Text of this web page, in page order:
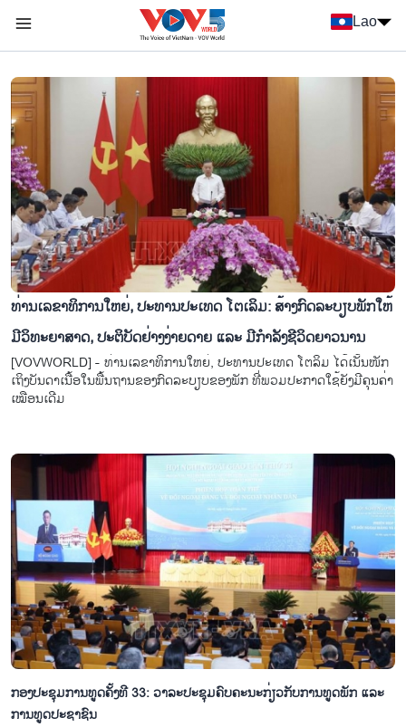
Lao
Menu trang chủ tiếng Lào
menu phụ tiếng Lào
ທ່ານເລຂາທິການໃຫຍ່, ປະທານປະເທດ ໂຕເລິມ: ສ້າງກົດລະບຽບພັກໃຫ້
ມີວິທະຍາສາດ, ປະຕິບັດຢ່າງງ່າຍດາຍ ແລະ ມີກຳລັງຊີວິດຍາວນານ
[VOVWORLD] - ທ່ານເລຂາທິການໃຫຍ່, ປະທານປະເທດ ໂຕລິມ ໄດ້ເນັ້ນໜັກ
ເຖິງບັນດາເນື້ອໃນພື້ນຖານຂອງກົດລະບຽບຂອງພັກ ທີ່ພວມປະກາດໃຊ້ຍັງມີຄຸນຄ່າ
ເໝືອນເດີມ
ກອງປະຊຸມການທູດຄັ້ງທີ 33: ວາລະປະຊຸມຄົບຄະນະກ່ຽວກັບການທູດພັກ ແລະ
ການທູດປະຊາຊົນ